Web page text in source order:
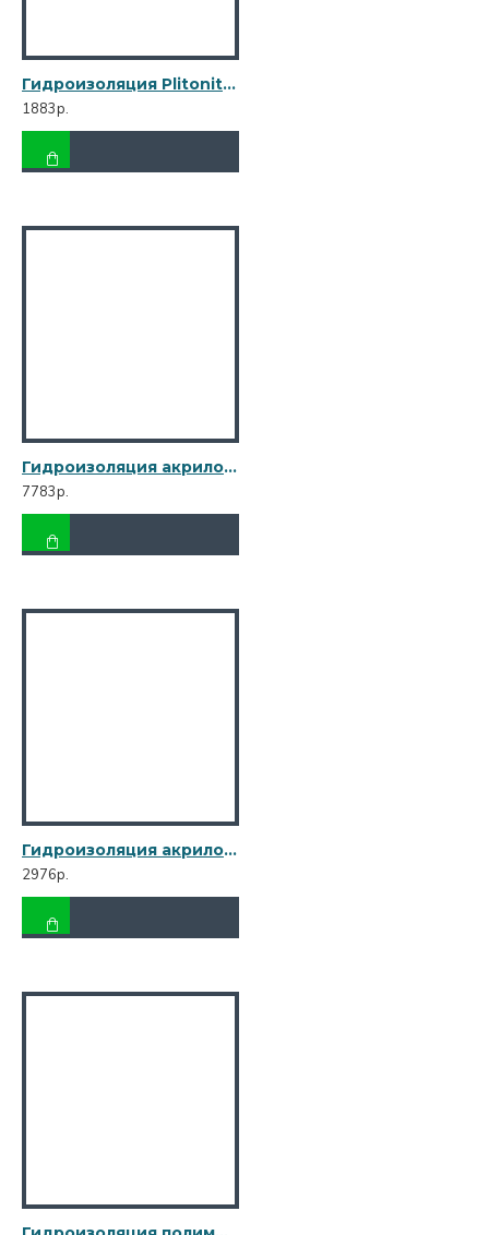
Гидроизоляция Plitonit ГидроЭласт 4 кг
1883р.
Гидроизоляция акриловая Bitumast 20 кг
7783р.
Гидроизоляция акриловая Bitumast 7 кг
2976р.